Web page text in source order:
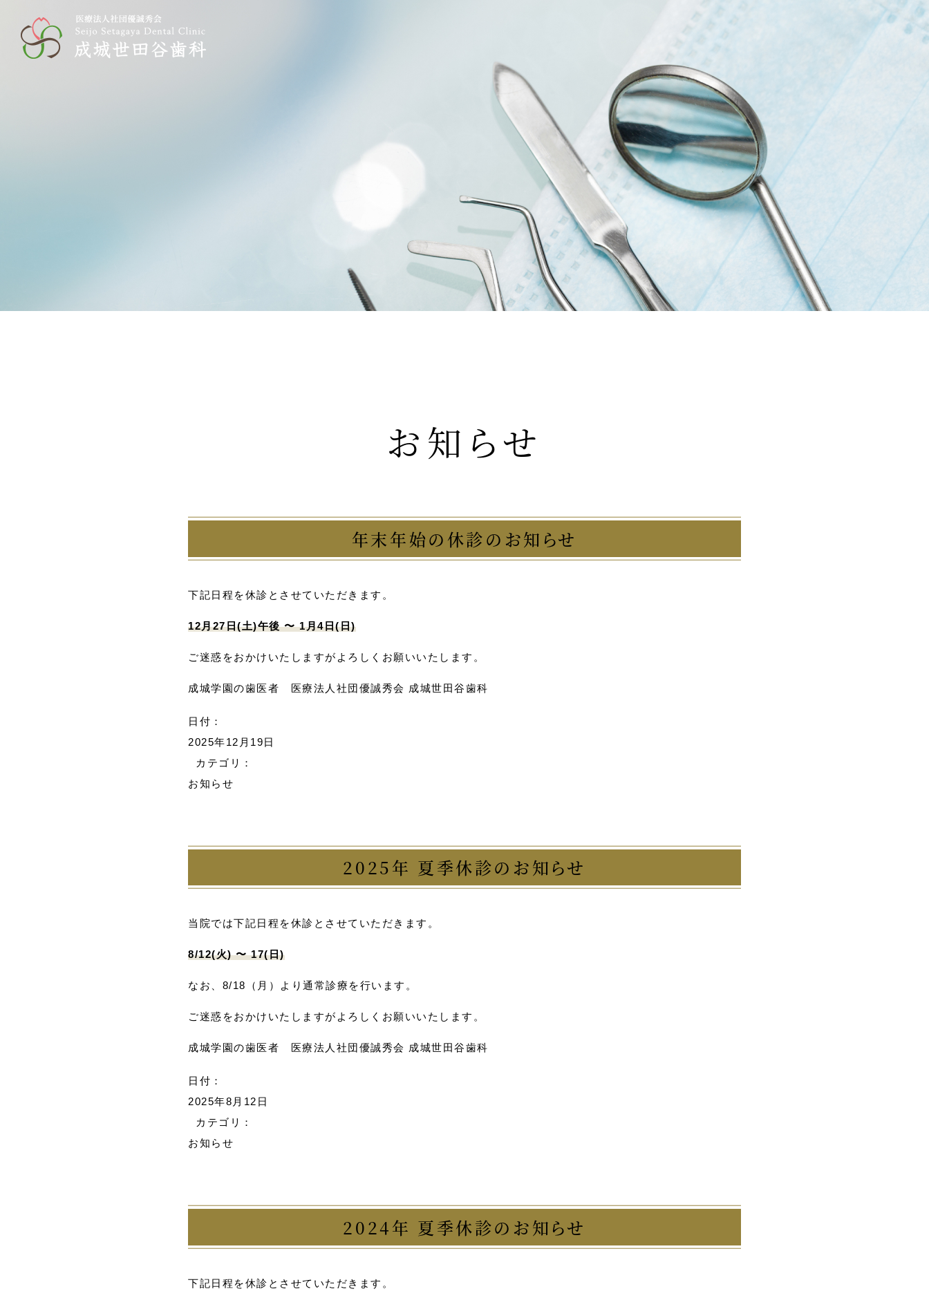
お知らせ
年末年始の休診のお知らせ
下記日程を休診とさせていただきます。
12月27日(土)午後 〜 1月4日(日)
ご迷惑をおかけいたしますがよろしくお願いいたします。
成城学園の歯医者 医療法人社団優誠秀会 成城世田谷歯科
日付：
2025年12月19日
カテゴリ：
お知らせ
2025年 夏季休診のお知らせ
当院では下記日程を休診とさせていただきます。
8/12(火) 〜 17(日)
なお、8/18（月）より通常診療を行います。
ご迷惑をおかけいたしますがよろしくお願いいたします。
成城学園の歯医者 医療法人社団優誠秀会 成城世田谷歯科
日付：
2025年8月12日
カテゴリ：
お知らせ
2024年 夏季休診のお知らせ
下記日程を休診とさせていただきます。